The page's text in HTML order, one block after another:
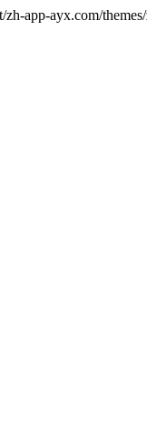
app-ayx.com/